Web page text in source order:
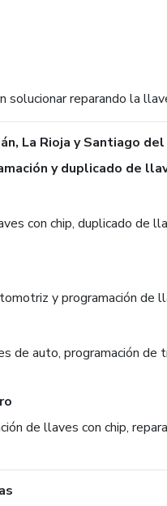
reparando la
La Rioja y Santiago
y duplicado de
con chip, duplicado de
y programación de
de auto, programación
de llaves con chip,